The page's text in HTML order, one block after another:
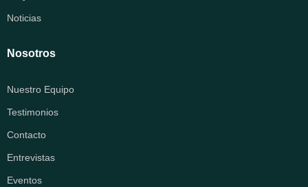
Noticias
Nosotros
Nuestro Equipo
Testimonios
Contacto
Entrevistas
Eventos